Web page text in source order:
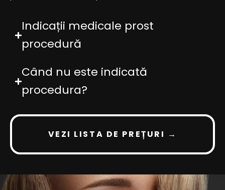
Indicații medicale prost
procedură
Când nu este indicată
procedura?
VEZI LISTA DE PREȚURI →